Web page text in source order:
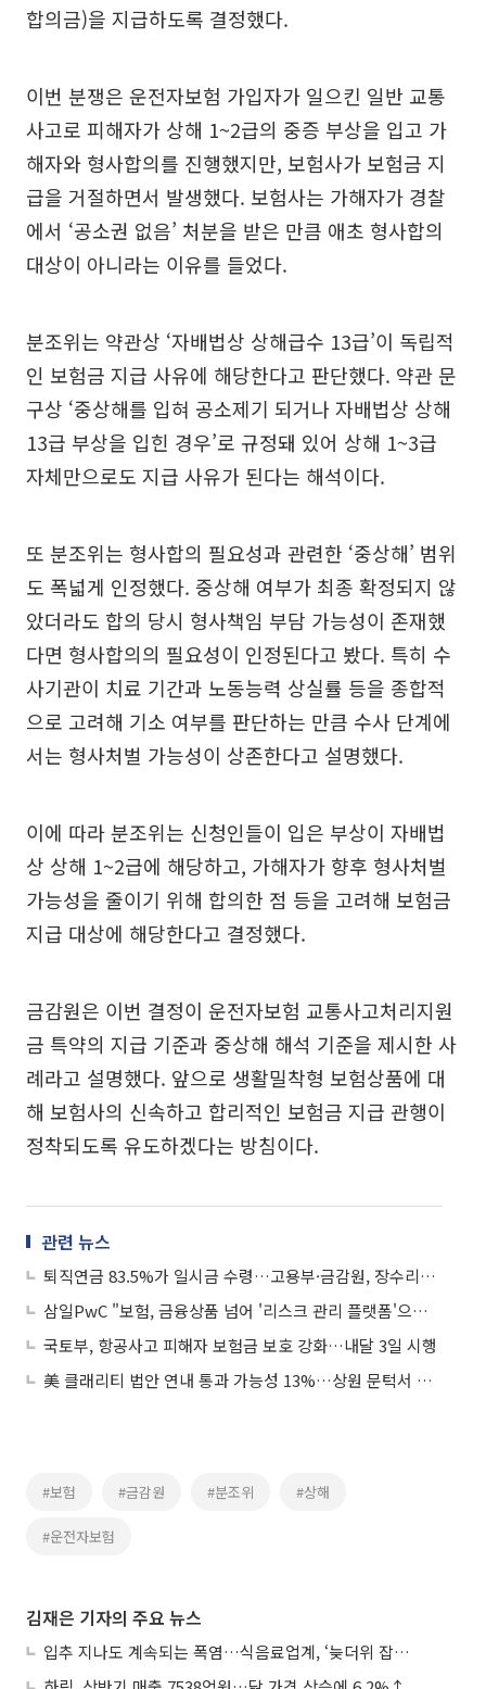
합의금)을 지급하도록 결정했다.
이번 분쟁은 운전자보험 가입자가 일으킨 일반 교통
사고로 피해자가 상해 1~2급의 중증 부상을 입고 가
해자와 형사합의를 진행했지만, 보험사가 보험금 지
급을 거절하면서 발생했다. 보험사는 가해자가 경찰
에서 ‘공소권 없음’ 처분을 받은 만큼 애초 형사합의
대상이 아니라는 이유를 들었다.
분조위는 약관상 ‘자배법상 상해급수 13급’이 독립적
인 보험금 지급 사유에 해당한다고 판단했다. 약관 문
구상 ‘중상해를 입혀 공소제기 되거나 자배법상 상해
13급 부상을 입힌 경우’로 규정돼 있어 상해 1~3급
자체만으로도 지급 사유가 된다는 해석이다.
또 분조위는 형사합의 필요성과 관련한 ‘중상해’ 범위
도 폭넓게 인정했다. 중상해 여부가 최종 확정되지 않
았더라도 합의 당시 형사책임 부담 가능성이 존재했
다면 형사합의의 필요성이 인정된다고 봤다. 특히 수
사기관이 치료 기간과 노동능력 상실률 등을 종합적
으로 고려해 기소 여부를 판단하는 만큼 수사 단계에
서는 형사처벌 가능성이 상존한다고 설명했다.
이에 따라 분조위는 신청인들이 입은 부상이 자배법
상 상해 1~2급에 해당하고, 가해자가 향후 형사처벌
가능성을 줄이기 위해 합의한 점 등을 고려해 보험금
지급 대상에 해당한다고 결정했다.
금감원은 이번 결정이 운전자보험 교통사고처리지원
금 특약의 지급 기준과 중상해 해석 기준을 제시한 사
례라고 설명했다. 앞으로 생활밀착형 보험상품에 대
해 보험사의 신속하고 합리적인 보험금 지급 관행이
정착되도록 유도하겠다는 방침이다.
관련 뉴스
퇴직연금 83.5%가 일시금 수령…고용부·금감원, 장수리스크 대응 논의
삼일PwC "보험, 금융상품 넘어 '리스크 관리 플랫폼'으로 진화해야"
국토부, 항공사고 피해자 보험금 보호 강화…내달 3일 시행
美 클래리티 법안 연내 통과 가능성 13%…상원 문턱서 제동
#보험 #금감원 #분조위 #상해
#운전자보험
김재은 기자의 주요 뉴스
입추 지나도 계속되는 폭염…식음료업계, ‘늦더위 잡기’ 전력 투구